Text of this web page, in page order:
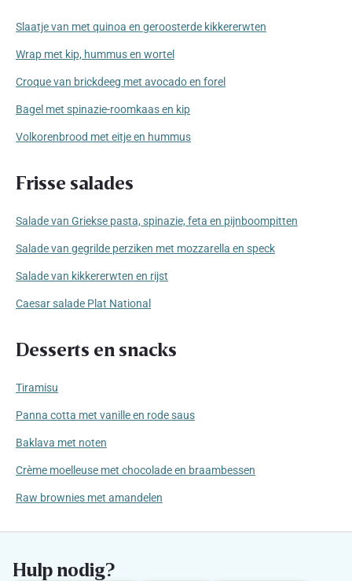
Slaatje van met quinoa en geroosterde kikkererwten
Wrap met kip, hummus en wortel
Croque van brickdeeg met avocado en forel
Bagel met spinazie-roomkaas en kip
Volkorenbrood met eitje en hummus
Frisse salades
Salade van Griekse pasta, spinazie, feta en pijnboompitten
Salade van gegrilde perziken met mozzarella en speck
Salade van kikkererwten en rijst
Caesar salade Plat National
Desserts en snacks
Tiramisu
Panna cotta met vanille en rode saus
Baklava met noten
Crème moelleuse met chocolade en braambessen
Raw brownies met amandelen
Hulp nodig?